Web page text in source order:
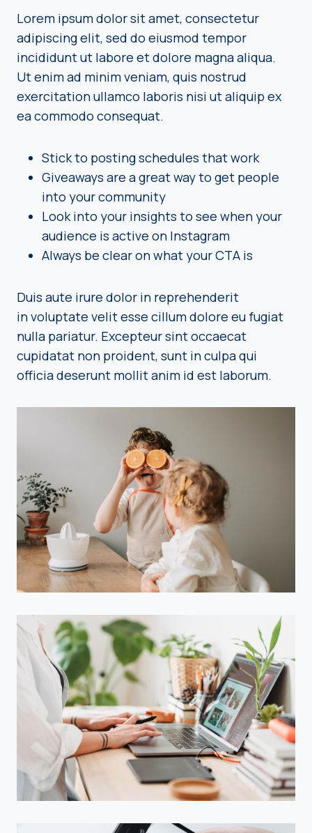
Lorem ipsum dolor sit amet, consectetur
adipiscing elit, sed do eiusmod tempor
incididunt ut labore et dolore magna aliqua.
Ut enim ad minim veniam, quis nostrud
exercitation ullamco laboris nisi ut aliquip ex
ea commodo consequat.
Stick to posting schedules that work
Giveaways are a great way to get people
into your community
Look into your insights to see when your
audience is active on Instagram
Always be clear on what your CTA is
Duis aute irure dolor in reprehenderit
in voluptate velit esse cillum dolore eu fugiat
nulla pariatur. Excepteur sint occaecat
cupidatat non proident, sunt in culpa qui
officia deserunt mollit anim id est laborum.